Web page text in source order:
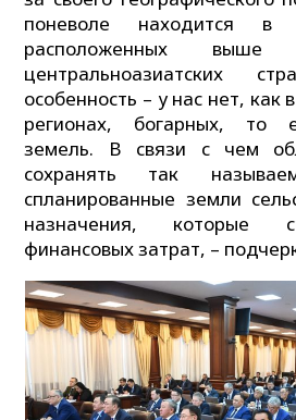
поневоле находится в
расположенных
центральноазиатских
особенность – у нас нет, как
регионах, богарных, то
земель. В связи с чем
сохранять так
спланированные земли
назначения, которые
финансовых затрат, –